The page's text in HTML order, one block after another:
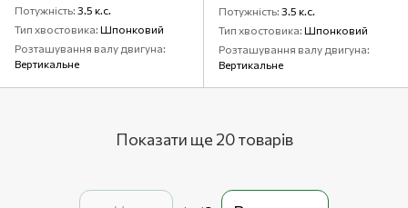
Потужність 3.5 к.с.
Тип хвостовика Шпонковий
Розташування валу двигуна
Вертикальне
Потужність 3.5 к.с.
Тип хвостовика Шпонковий
Розташування валу двигуна
Вертикальне
Показати ще 20 товарів